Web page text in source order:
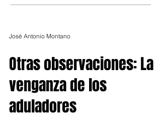
José Antonio Montano
Otras observaciones: La
venganza de los
aduladores